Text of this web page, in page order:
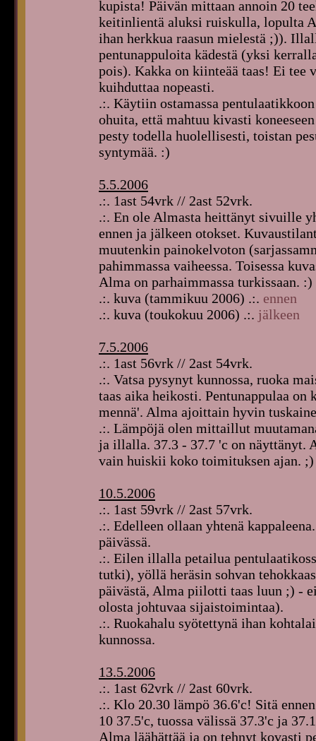
kupista! Päivän mittaan annoin 20
keitinlientä aluksi ruiskulla, lopulta
ihan herkkua raasun mielestä ;)).
pentunappuloita kädestä (yksi
pois). Kakka on kiinteää taas! Ei tee
kuihduttaa nopeasti.
.:. Käytiin ostamassa
ohuita, että mahtuu kivasti
pesty todella huolellisesti, toistan
syntymää. :)
5.5.2006
.:. 1ast 54vrk // 2ast 52vrk.
.:. En ole Almasta heittänyt sivuille
ennen ja jälkeen otokset.
muutenkin painokelvoton
pahimmassa vaiheessa. Toisessa
Alma on parhaimmassa turkissaan. :)
.:. kuva (tammikuu 2006) .:. ennen
.:. kuva (toukokuu 2006) .:. jälkeen
7.5.2006
.:. 1ast 56vrk // 2ast 54vrk.
.:. Vatsa pysynyt kunnossa, ruoka
taas aika heikosti. Pentunappulaa
mennä'. Alma ajoittain hyvin
.:. Lämpöjä olen mittaillut
ja illalla. 37.3 - 37.7 'c on näyttänyt.
vain huiskii koko toimituksen ajan. ;)
10.5.2006
.:. 1ast 59vrk // 2ast 57vrk.
.:. Edelleen ollaan yhtenä
päivässä.
.:. Eilen illalla petailua
tutki), yöllä heräsin sohvan
päivästä, Alma piilotti taas luun ;) -
olosta johtuvaa sijaistoimintaa).
.:. Ruokahalu syötettynä ihan
kunnossa.
13.5.2006
.:. 1ast 62vrk // 2ast 60vrk.
.:. Klo 20.30 lämpö 36.6'c! Sitä
10 37.5'c, tuossa välissä 37.3'c ja
Alma läähättää ja on tehnyt kovasti